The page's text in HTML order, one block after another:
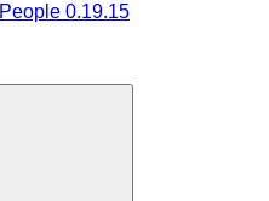
People 0.19.15